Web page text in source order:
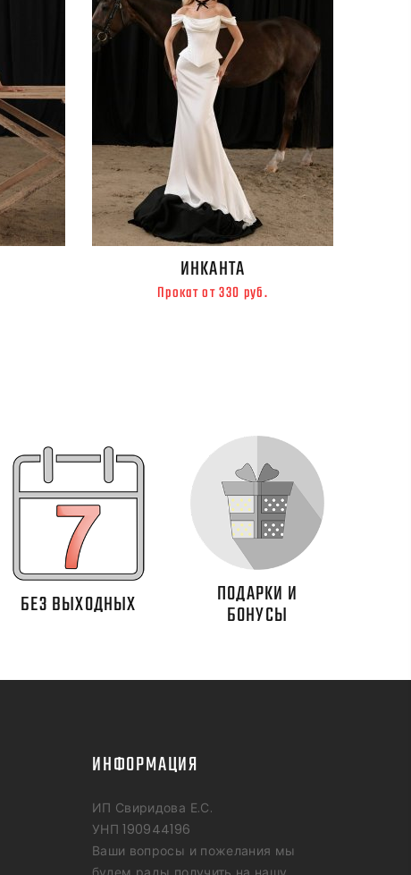
ИНКАНТА
Прокат от 330 руб.
БЕЗ ВЫХОДНЫХ
ПОДАРКИ И
БОНУСЫ
ИНФОРМАЦИЯ
ИП Свиридова Е.С.
УНП 190944196
Ваши вопросы и пожелания мы